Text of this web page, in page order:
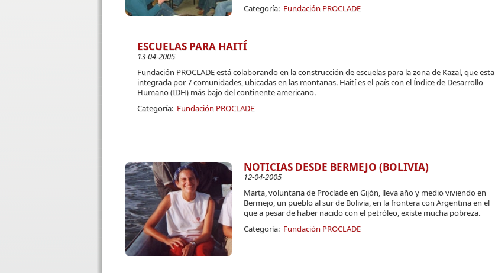
Categoría: Fundación PROCLADE
ESCUELAS PARA HAITÍ
13-04-2005
Fundación PROCLADE está colaborando en la construcción de escuelas para la zona de Kazal, que esta
integrada por 7 comunidades, ubicadas en las montanas. Haití es el país con el Índice de Desarrollo
Humano (IDH) más bajo del continente americano.
Categoría: Fundación PROCLADE
NOTICIAS DESDE BERMEJO (BOLIVIA)
12-04-2005
Marta, voluntaria de Proclade en Gijón, lleva año y medio viviendo en
Bermejo, un pueblo al sur de Bolivia, en la frontera con Argentina en el
que a pesar de haber nacido con el petróleo, existe mucha pobreza.
Categoría: Fundación PROCLADE